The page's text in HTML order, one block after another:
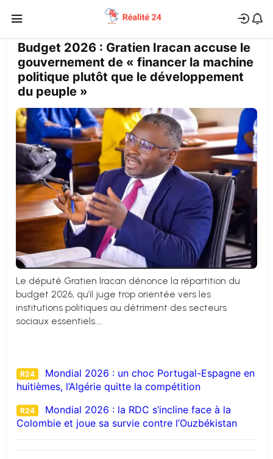
Budget 2026 : Gratien Iracan accuse le
gouvernement de « financer la machine
politique plutôt que le développement
du peuple »
Le député Gratien Iracan dénonce la répartition du
budget 2026, qu’il juge trop orientée vers les
institutions politiques au détriment des secteurs
sociaux essentiels....
R24
Mondial 2026 : un choc Portugal-Espagne en
huitièmes, l’Algérie quitte la compétition
R24
Mondial 2026 : la RDC s’incline face à la
Colombie et joue sa survie contre l’Ouzbékistan